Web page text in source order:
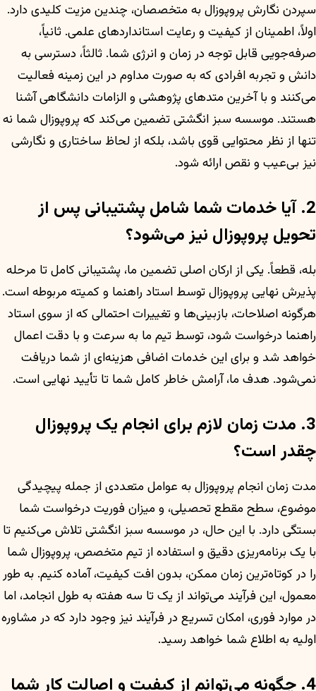
سپردن نگارش پروپوزال به متخصصان، چندین مزیت کلیدی دارد.
اولاً، اطمینان از کیفیت و رعایت استانداردهای علمی. ثانیاً،
صرفه‌جویی قابل توجه در زمان و انرژی شما. ثالثاً، دسترسی به
دانش و تجربه افرادی که به صورت مداوم در این زمینه فعالیت
می‌کنند و با آخرین متدهای پژوهشی و الزامات دانشگاهی آشنا
هستند. موسسه سبز انگشتی تضمین می‌کند که پروپوزال شما نه
تنها از نظر محتوایی قوی باشد، بلکه از لحاظ ساختاری و نگارشی
نیز بی‌عیب و نقص ارائه شود.
2. آیا خدمات شما شامل پشتیبانی پس از
تحویل پروپوزال نیز می‌شود؟
بله، قطعاً. یکی از ارکان اصلی تضمین ما، پشتیبانی کامل تا مرحله
پذیرش نهایی پروپوزال توسط استاد راهنما و کمیته مربوطه است.
هرگونه اصلاحات، بازبینی‌ها و تغییرات احتمالی که از سوی استاد
راهنما درخواست شود، توسط تیم ما به سرعت و با دقت اعمال
خواهد شد و برای این خدمات اضافی هزینه‌ای از شما دریافت
نمی‌شود. هدف ما، آرامش خاطر کامل شما تا تأیید نهایی است.
3. مدت زمان لازم برای انجام یک پروپوزال
چقدر است؟
مدت زمان انجام پروپوزال به عوامل متعددی از جمله پیچیدگی
موضوع، سطح مقطع تحصیلی، و میزان فوریت درخواست شما
بستگی دارد. با این حال، در موسسه سبز انگشتی تلاش می‌کنیم تا
با یک برنامه‌ریزی دقیق و استفاده از تیم متخصص، پروپوزال شما
را در کوتاه‌ترین زمان ممکن، بدون افت کیفیت، آماده کنیم. به طور
معمول، این فرآیند می‌تواند از یک تا سه هفته به طول انجامد، اما
در موارد فوری، امکان تسریع در فرآیند نیز وجود دارد که در مشاوره
اولیه به اطلاع شما خواهد رسید.